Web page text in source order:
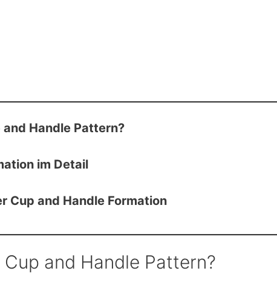
Handle Pattern?
im Detail
Cup and Handle Formation
and Handle Pattern?